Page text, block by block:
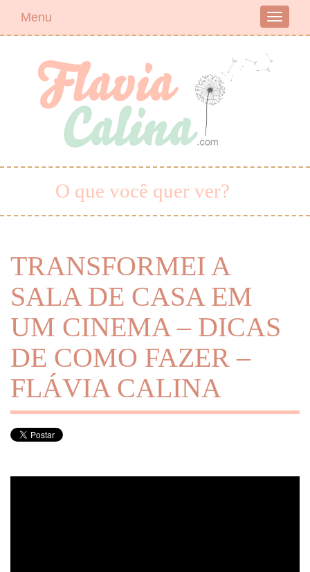
Toggle
Menu
O que você quer ver?
TRANSFORMEI A
SALA DE CASA EM
UM CINEMA – DICAS
DE COMO FAZER –
FLÁVIA CALINA